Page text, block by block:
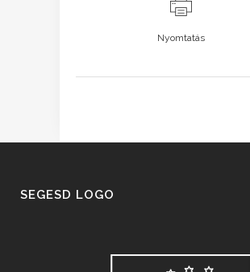
Nyomtatás
SEGESD LOGO